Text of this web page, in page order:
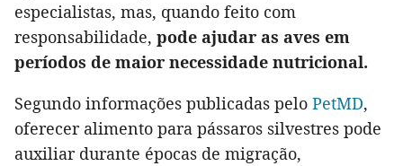
especialistas, mas, quando feito com
responsabilidade, pode ajudar as aves em
períodos de maior necessidade nutricional.
Segundo informações publicadas pelo PetMD,
oferecer alimento para pássaros silvestres pode
auxiliar durante épocas de migração,